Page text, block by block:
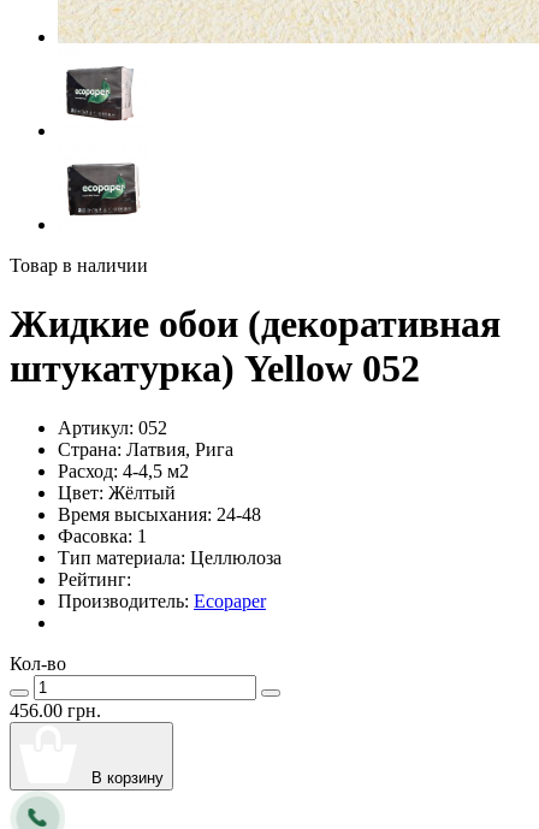
Товар в наличии
Жидкие обои (декоративная
штукатурка) Yellow 052
Артикул: 052
Страна: Латвия, Рига
Расход: 4-4,5 м2
Цвет: Жёлтый
Время высыхания: 24-48
Фасовка: 1
Тип материала: Целлюлоза
Рейтинг:
Производитель: Ecopaper
Кол-во
456.00 грн.
В корзину